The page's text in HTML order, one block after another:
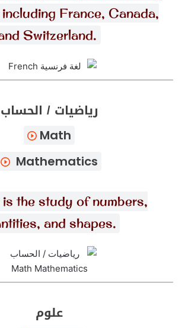
France, Canada,
Switzerland.
رياضيات / الحساب
Math
Mathematics
the study of numbers,
and shapes.
علوم